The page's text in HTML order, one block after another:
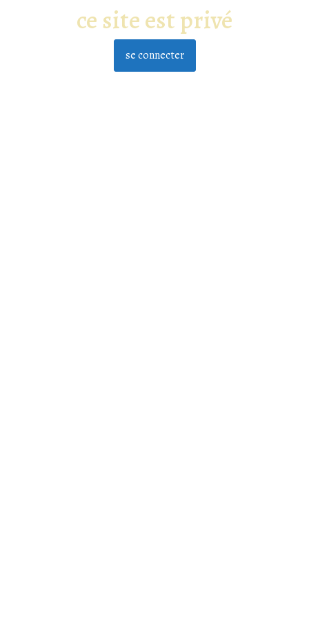
ce site est privé
se connecter